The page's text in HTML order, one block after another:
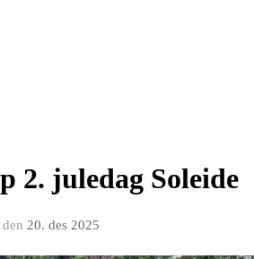
2. juledag Soleide
den 20. des 2025